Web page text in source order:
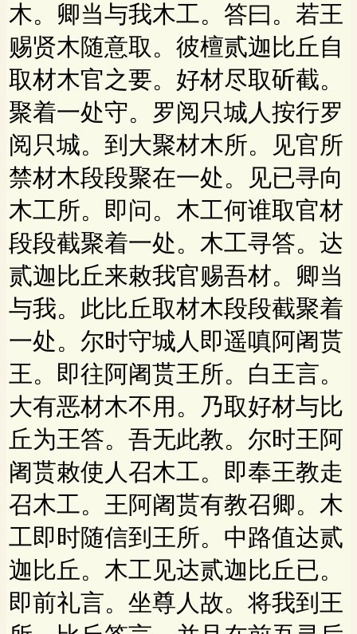
木。卿当与我木工。答曰。若王
赐贤木随意取。彼檀贰迦比丘自
取材木官之要。好材尽取斫截。
聚着一处守。罗阅只城人按行罗
阅只城。到大聚材木所。见官所
禁材木段段聚在一处。见已寻向
木工所。即问。木工何谁取官材
段段截聚着一处。木工寻答。达
贰迦比丘来敕我官赐吾材。卿当
与我。此比丘取材木段段截聚着
一处。尔时守城人即遥嗔阿阇贳
王。即往阿阇贳王所。白王言。
大有恶材木不用。乃取好材与比
丘为王答。吾无此教。尔时王阿
阇贳敕使人召木工。即奉王教走
召木工。王阿阇贳有教召卿。木
工即时随信到王所。中路值达贰
迦比丘。木工见达贰迦比丘已。
即前礼言。坐尊人故。将我到王